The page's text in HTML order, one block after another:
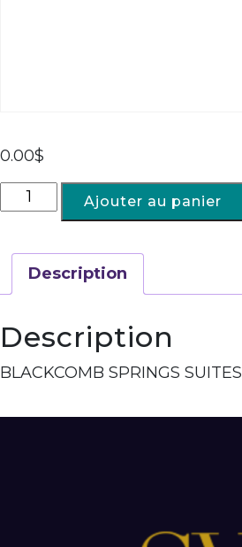
0.00$
Ajouter au panier
Description
Description
BLACKCOMB SPRINGS SUITES